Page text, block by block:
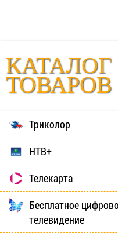
КАТАЛОГ
ТОВАРОВ
Триколор
НТВ+
Телекарта
Бесплатное
телевидение